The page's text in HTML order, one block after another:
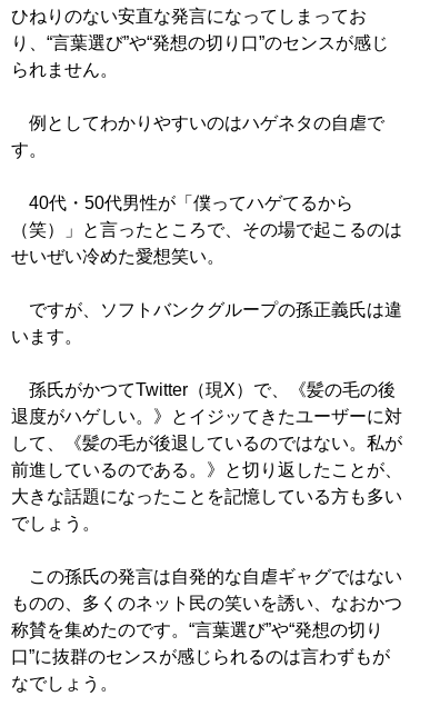
ひねりのない安直な発言になってしまってお
り、“言葉選び”や“発想の切り口”のセンスが感じ
られません。
例としてわかりやすいのはハゲネタの自虐で
す。
40代・50代男性が「僕ってハゲてるから
（笑）」と言ったところで、その場で起こるのは
せいぜい冷めた愛想笑い。
ですが、ソフトバンクグループの孫正義氏は違
います。
孫氏がかつてTwitter（現X）で、《髪の毛の後
退度がハゲしい。》とイジッてきたユーザーに対
して、《髪の毛が後退しているのではない。私が
前進しているのである。》と切り返したことが、
大きな話題になったことを記憶している方も多い
でしょう。
この孫氏の発言は自発的な自虐ギャグではない
ものの、多くのネット民の笑いを誘い、なおかつ
称賛を集めたのです。“言葉選び”や“発想の切り
口”に抜群のセンスが感じられるのは言わずもが
なでしょう。